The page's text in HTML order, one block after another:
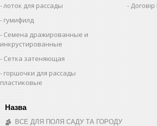
лоток для рассады
гумифилд
Семена дражированные и
инкрустированные
Сетка затеняющая
горшочки для рассады
пластиковые
ВСЕ ДЛЯ ПОЛЯ САДУ ТА ГОРОДУ